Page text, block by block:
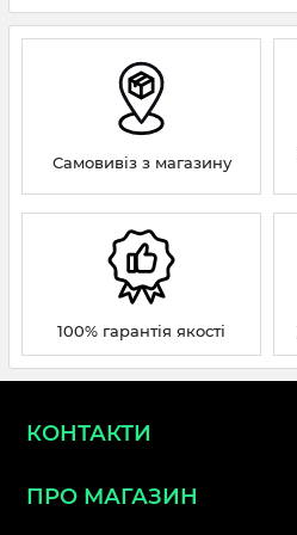
Самовивіз з магазину
100% гарантія якості
КОНТАКТИ
ПРО МАГАЗИН